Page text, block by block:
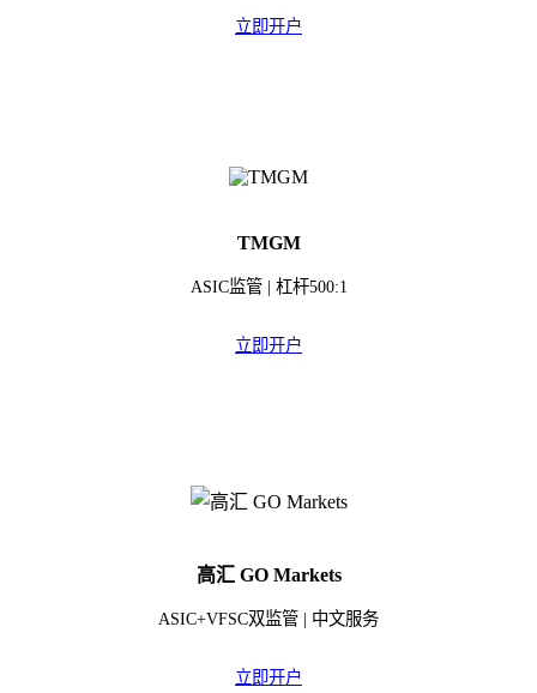
立即开户
TMGM
ASIC监管 | 杠杆500:1
立即开户
高汇 GO Markets
ASIC+VFSC双监管 | 中文服务
立即开户